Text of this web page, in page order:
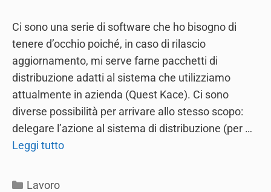
Ci sono una serie di software che ho bisogno di
tenere d’occhio poiché, in caso di rilascio
aggiornamento, mi serve farne pacchetti di
distribuzione adatti al sistema che utilizziamo
attualmente in azienda (Quest Kace). Ci sono
diverse possibilità per arrivare allo stesso scopo:
delegare l’azione al sistema di distribuzione (per …
Leggi tutto
Categories
Lavoro